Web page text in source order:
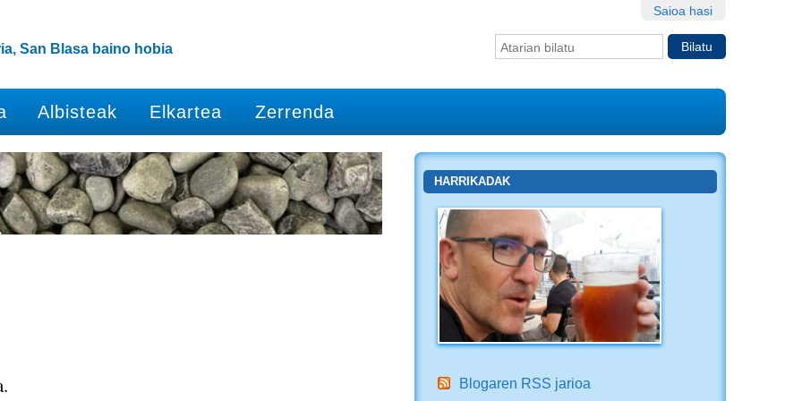
Saioa hasi
Bilatu atarian
San Blasa baino hobia
Albisteak Elkartea Zerrenda
HARRIKADAK
Blogaren RSS jarioa